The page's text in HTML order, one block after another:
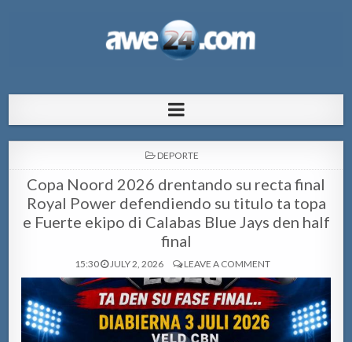
pa Aruba
POSTED
DEPORTE
Copa Noord 2026 drentando su recta final
Royal Power defendiendo su titulo ta topa
e Fuerte ekipo di Calabas Blue Jays den half
final
15:30 JULY 2, 2026 LEAVE A COMMENT